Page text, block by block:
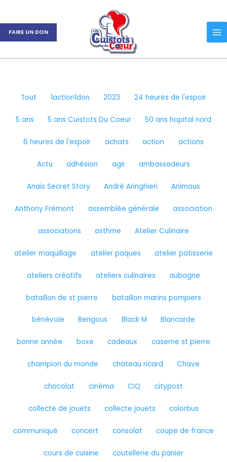
contenu
FAIRE UN DON
publications
par
Tout 1action1don 2023 24 heures de l'espoir
5 ans 5 ans Cuistots Du Coeur 50 ans hopital nord
6 heures de l'espoir achats action actions
Actu adhésion agir ambassadeurs
Anais Secret Story André Aringhieri Animaux
Anthony Frémont assemblée générale association
associations asthme Atelier Culinaire
atelier maquillage atelier paques atelier patisserie
ateliers créatifs ateliers culinaires aubagne
bataillon de st pierre bataillon marins pompiers
bénévole Bengous Black M Blancarde
bonne année boxe cadeaux caserne st pierre
champion du monde chateau ricard Chave
chocolat cinéma CIQ citypost
collecte de jouets collecte jouets colorbus
communiqué concert consolat coupe de france
cours de cuisine coutellerie du panier